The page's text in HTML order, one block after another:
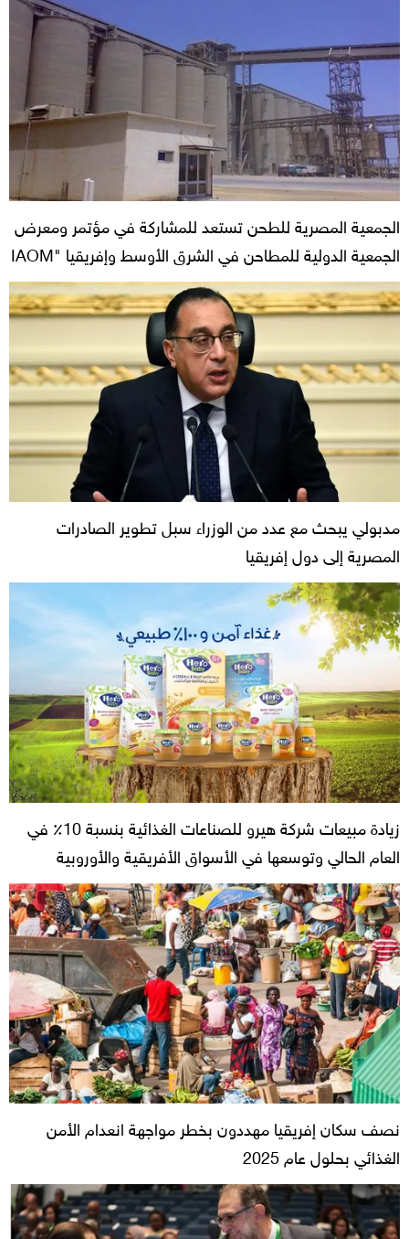
الجمعية المصرية للطحن تستعد للمشاركة في مؤتمر ومعرض
الجمعية الدولية للمطاحن في الشرق الأوسط وإفريقيا "IAOM
مدبولي يبحث مع عدد من الوزراء سبل تطوير الصادرات
المصرية إلى دول إفريقيا
زيادة مبيعات شركة هيرو للصناعات الغذائية بنسبة 10٪ في
العام الحالي وتوسعها في الأسواق الأفريقية والأوروبية
نصف سكان إفريقيا مهددون بخطر مواجهة انعدام الأمن
الغذائي بحلول عام 2025